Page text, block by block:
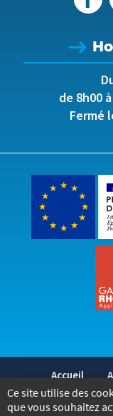
Ce site utilise des
que vous souhaitez
de 8h00
Fermé
Accueil
Politique de